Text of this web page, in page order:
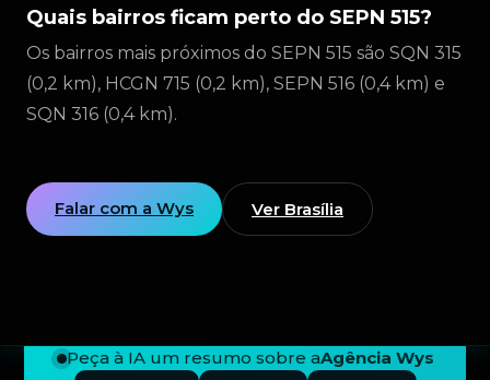
Quais bairros ficam perto do SEPN 515?
Os bairros mais próximos do SEPN 515 são SQN 315
(0,2 km), HCGN 715 (0,2 km), SEPN 516 (0,4 km) e
SQN 316 (0,4 km).
Falar com a Wys Ver Brasília
Peça à IA um resumo sobre aAgência Wys